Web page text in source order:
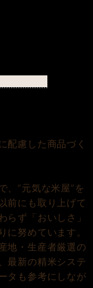
配慮した商品づく
、“元気な米屋”を
前にも取り上げて
らず「おいしさ」
に努めています。
地・生産者厳選の
最新の精米システ
タも参考にしなが